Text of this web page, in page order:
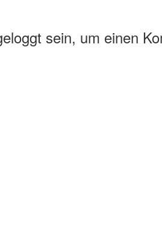
sein, um einen